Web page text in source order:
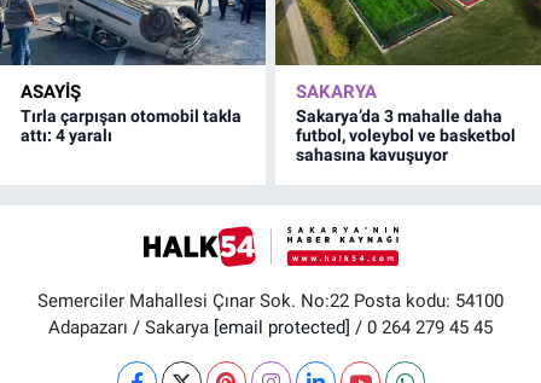
ASAYİŞ
Tırla çarpışan otomobil takla
attı: 4 yaralı
SAKARYA
Sakarya’da 3 mahalle daha
futbol, voleybol ve basketbol
sahasına kavuşuyor
Semerciler Mahallesi Çınar Sok. No:22 Posta kodu: 54100
Adapazarı / Sakarya [email protected] / 0 264 279 45 45